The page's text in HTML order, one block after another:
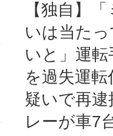
【独自】
いは当た
いと」運転
を過失運
疑いで再
レーが車7